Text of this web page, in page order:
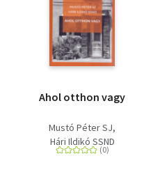
Ahol otthon vagy
Mustó Péter SJ
Hári Ildikó SSND